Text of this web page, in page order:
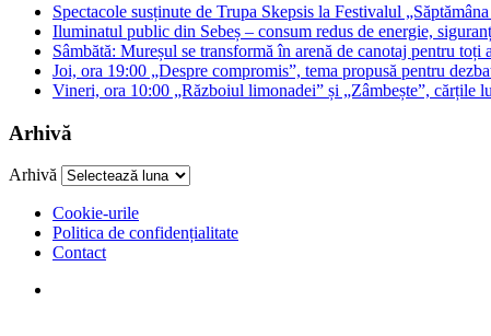
Spectacole susținute de Trupa Skepsis la Festivalul
Iluminatul public din Sebeș – consum redus de energie,
Sâmbătă: Mureșul se transformă în arenă de canotaj pentru
Joi, ora 19:00 „Despre compromis”, tema propusă pentru
Vineri, ora 10:00 „Războiul limonadei” și „Zâmbește”,
Arhivă
Arhivă
Cookie-urile
Politica de confidențialitate
Contact